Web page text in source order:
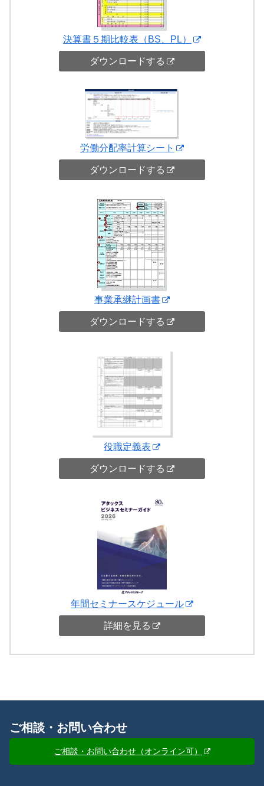
決算書５期比較表（BS、PL）
ダウンロードする
労働分配率計算シート
ダウンロードする
事業承継計画書
ダウンロードする
役職定義表
ダウンロードする
年間セミナースケジュール
詳細を見る
ご相談・お問い合わせ
ご相談・お問い合わせ（オンライン可）